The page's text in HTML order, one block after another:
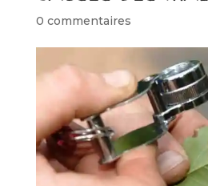
0 commentaires